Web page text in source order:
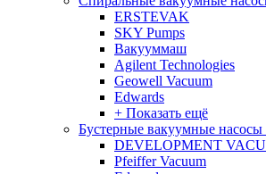
ERSTEVAK
SKY Pumps
Вакууммаш
Agilent Technologies
Geowell Vacuum
Edwards
+ Показать ещё
Бустерные вакуумные насосы
DEVELOPMENT
Pfeiffer Vacuum